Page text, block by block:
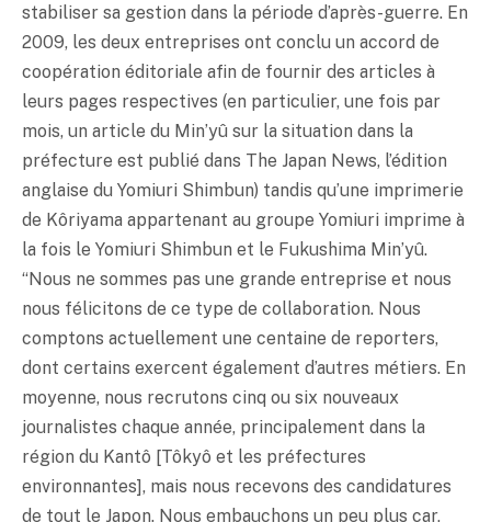
stabiliser sa gestion dans la période d’après-guerre. En
2009, les deux entreprises ont conclu un accord de
coopération éditoriale afin de fournir des articles à
leurs pages respectives (en particulier, une fois par
mois, un article du Min’yû sur la situation dans la
préfecture est publié dans The Japan News, l’édition
anglaise du Yomiuri Shimbun) tandis qu’une imprimerie
de Kôriyama appartenant au groupe Yomiuri imprime à
la fois le Yomiuri Shimbun et le Fukushima Min’yû.
“Nous ne sommes pas une grande entreprise et nous
nous félicitons de ce type de collaboration. Nous
comptons actuellement une centaine de reporters,
dont certains exercent également d’autres métiers. En
moyenne, nous recrutons cinq ou six nouveaux
journalistes chaque année, principalement dans la
région du Kantô [Tôkyô et les préfectures
environnantes], mais nous recevons des candidatures
de tout le Japon. Nous embauchons un peu plus car,